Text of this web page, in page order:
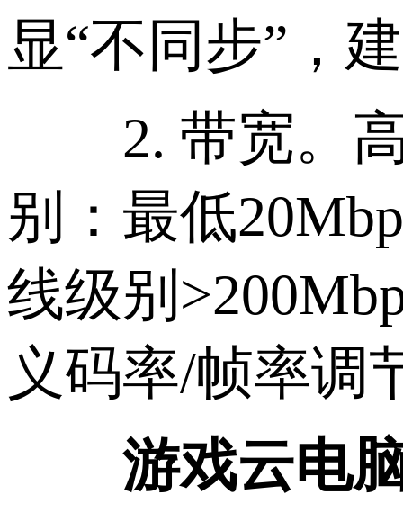
显“不同步”，
2. 带宽。高
别：最低
线级别
义码率/帧率调
游戏云电脑